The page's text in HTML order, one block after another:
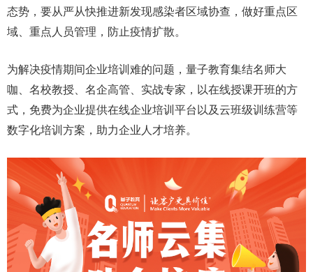
态势，要从严从快推进新发现感染者区域协查，做好重点区
域、重点人员管理，防止疫情扩散。
为解决疫情期间企业培训难的问题，量子教育集结名师大
咖、名校教授、名企高管、实战专家，以在线授课开班的方
式，免费为企业提供在线企业培训平台以及云班级训练营等
数字化培训方案，助力企业人才培养。